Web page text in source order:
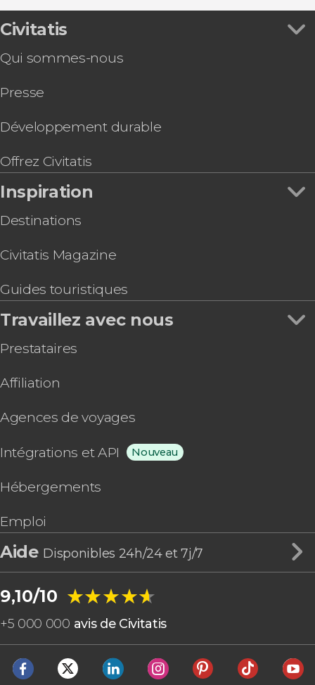
Civitatis
Qui sommes-nous
Presse
Développement durable
Offrez Civitatis
Inspiration
Destinations
Civitatis Magazine
Guides touristiques
Travaillez avec nous
Prestataires
Affiliation
Agences de voyages
Intégrations et API Nouveau
Hébergements
Emploi
Aide Disponibles 24h/24 et 7j/7
9,10/10 ★★★★★
★★★★★
+5 000 000 avis de Civitatis